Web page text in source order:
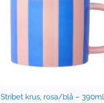
Stribet krus, rosa/blå – 390ml